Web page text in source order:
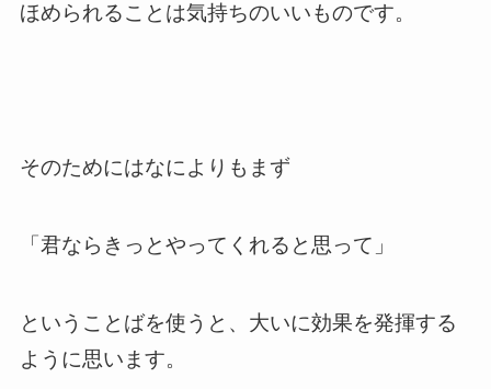
ほめられることは気持ちのいいものです。
そのためにはなによりもまず
「君ならきっとやってくれると思って」
ということばを使うと、大いに効果を発揮する
ように思います。